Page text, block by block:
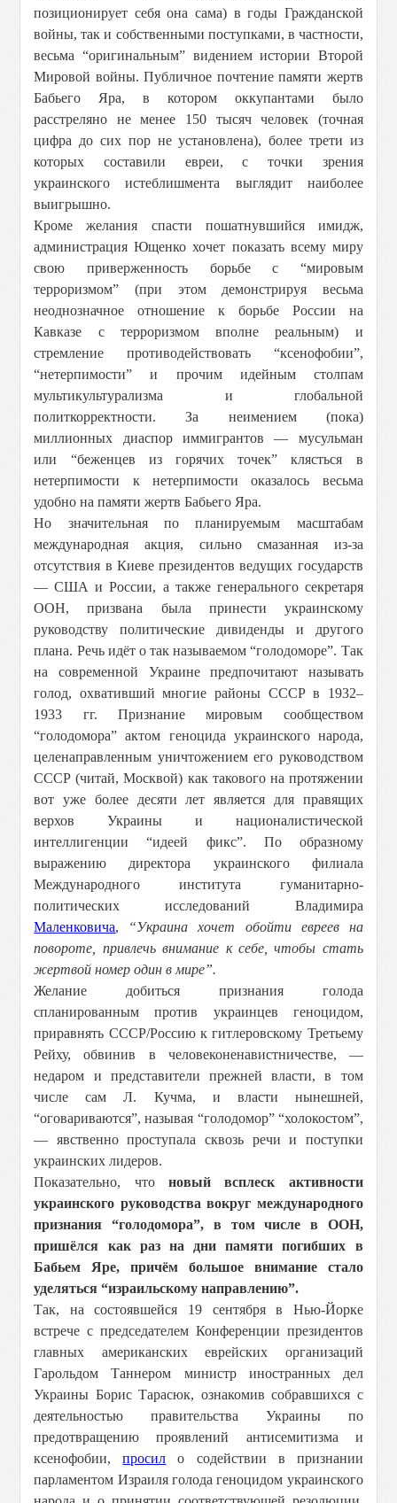
позиционирует себя она сама) в годы Гражданской
войны, так и собственными поступками, в частности,
весьма “оригинальным” видением истории Второй
Мировой войны. Публичное почтение памяти жертв
Бабьего Яра, в котором оккупантами было
расстреляно не менее 150 тысяч человек (точная
цифра до сих пор не установлена), более трети из
которых составили евреи, с точки зрения
украинского истеблишмента выглядит наиболее
выигрышно.
Кроме желания спасти пошатнувшийся имидж,
администрация Ющенко хочет показать всему миру
свою приверженность борьбе с “мировым
терроризмом” (при этом демонстрируя весьма
неоднозначное отношение к борьбе России на
Кавказе с терроризмом вполне реальным) и
стремление противодействовать “ксенофобии”,
“нетерпимости” и прочим идейным столпам
мультикультурализма и глобальной
политкорректности. За неимением (пока)
миллионных диаспор иммигрантов — мусульман
или “беженцев из горячих точек” клясться в
нетерпимости к нетерпимости оказалось весьма
удобно на памяти жертв Бабьего Яра.
Но значительная по планируемым масштабам
международная акция, сильно смазанная из-за
отсутствия в Киеве президентов ведущих государств
— США и России, а также генерального секретаря
ООН, призвана была принести украинскому
руководству политические дивиденды и другого
плана. Речь идёт о так называемом “голодоморе”. Так
на современной Украине предпочитают называть
голод, охвативший многие районы СССР в 1932–
1933 гг. Признание мировым сообществом
“голодомора” актом геноцида украинского народа,
целенаправленным уничтожением его руководством
СССР (читай, Москвой) как такового на протяжении
вот уже более десяти лет является для правящих
верхов Украины и националистической
интеллигенции “идеей фикс”. По образному
выражению директора украинского филиала
Международного института гуманитарно-
политических исследований Владимира
Маленковича, “Украина хочет обойти евреев на
повороте, привлечь внимание к себе, чтобы стать
жертвой номер один в мире”.
Желание добиться признания голода
спланированным против украинцев геноцидом,
приравнять СССР/Россию к гитлеровскому Третьему
Рейху, обвинив в человеконенавистничестве, —
недаром и представители прежней власти, в том
числе сам Л. Кучма, и власти нынешней,
“оговариваются”, называя “голодомор” “холокостом”,
— явственно проступала сквозь речи и поступки
украинских лидеров.
Показательно, что новый всплеск активности
украинского руководства вокруг международного
признания “голодомора”, в том числе в ООН,
пришёлся как раз на дни памяти погибших в
Бабьем Яре, причём большое внимание стало
уделяться “израильскому направлению”.
Так, на состоявшейся 19 сентября в Нью-Йорке
встрече с председателем Конференции президентов
главных американских еврейских организаций
Гарольдом Таннером министр иностранных дел
Украины Борис Тарасюк, ознакомив собравшихся с
деятельностью правительства Украины по
предотвращению проявлений антисемитизма и
ксенофобии,просил о содействии в признании
парламентом Израиля голода геноцидом украинского